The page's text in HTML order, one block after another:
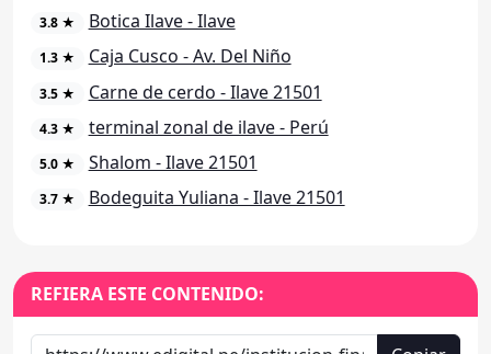
3.8 ★ Botica Ilave - Ilave
1.3 ★ Caja Cusco - Av. Del Niño
3.5 ★ Carne de cerdo - Ilave 21501
4.3 ★ terminal zonal de ilave - Perú
5.0 ★ Shalom - Ilave 21501
3.7 ★ Bodeguita Yuliana - Ilave 21501
REFIERA ESTE CONTENIDO: